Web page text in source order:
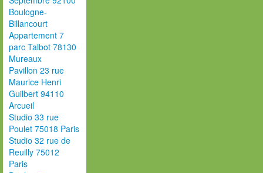
Boulogne-
Billancourt
Appartement 7
parc Talbot 78130
Mureaux
Pavillon 23 rue
Maurice Henri
Guilbert 94110
Arcueil
Studio 33 rue
Poulet 75018 Paris
Studio 32 rue de
Reuilly 75012
Paris